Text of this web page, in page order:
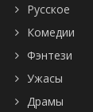
Русское
Комедии
Фэнтези
Ужасы
Драмы